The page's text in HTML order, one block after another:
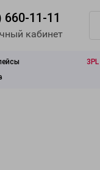
660-11-11
кабинет
3PL